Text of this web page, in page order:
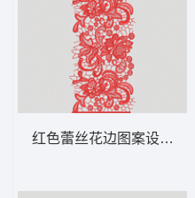
红色蕾丝花边图案设计 水